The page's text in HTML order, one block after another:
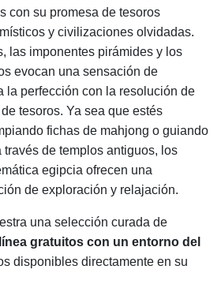
con su promesa de tesoros
y civilizaciones olvidadas.
las imponentes pirámides y los
evocan una sensación de
la perfección con la resolución de
tesoros. Ya sea que estés
fichas de mahjong o guiando
de templos antiguos, los
egipcia ofrecen una
de exploración y relajación.
una selección curada de
gratuitos con un entorno del
disponibles directamente en su